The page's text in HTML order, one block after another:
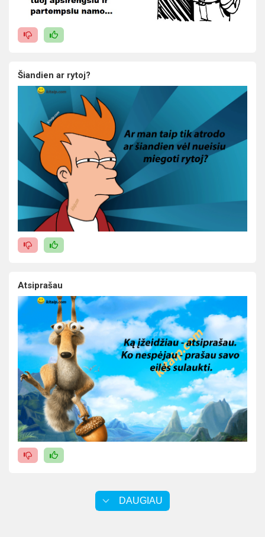
Šiandien ar rytoj?
Atsiprašau
DAUGIAU